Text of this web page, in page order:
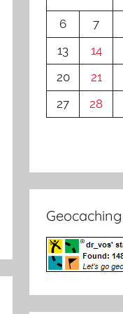
6
7
13
14
20
21
27
28
Geocaching